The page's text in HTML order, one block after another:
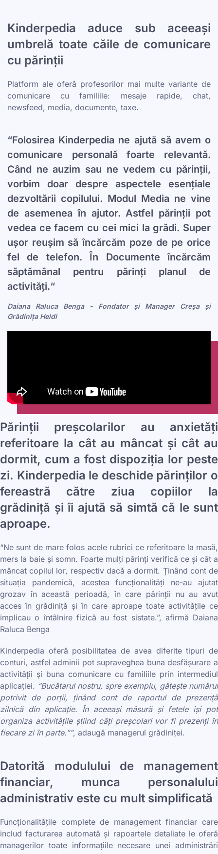
Kinderpedia aduce sub aceeași
umbrelă toate căile de comunicare
cu părinții
Platform ale oferă profesorilor mai multe variante de
comunicare cu familiile: mesaje rapide, chat,
newsfeed, media, documente, taxe.
“Folosirea Kinderpedia ne ajută să avem o
comunicare personală foarte relevantă.
Când ne auzim sau ne vedem cu părinții,
vorbim doar despre aspectele esențiale
dezvoltării copilului. Modul Media ne vine
de asemenea în ajutor. Astfel părinții pot
vedea ce facem cu cei mici la grădi. Super
ușor reușim să încărcăm poze de pe orice
fel de telefon. În Documente încărcăm
săptămânal pentru părinți planul de
activități.“
Daiana Raluca Benga - Fondator și Manager Creșa și
Grădinița Heidi
Părinții preșcolarilor au anxietăți
referitoare la cât au mâncat și cât au
dormit, cum a fost dispoziția lor peste
zi. Kinderpedia le deschide părinților o
fereastră către ziua copiilor la
grădiniță și îi ajută să simtă că le sunt
aproape.
“Ne sunt de mare folos acele rubrici ce referitoare la masă,
mers la baie și somn. Foarte mulți părinți verifică ce și cât a
mâncat copilul lor, respectiv dacă a dormit. Ținând cont de
situația pandemică, acestea funcționalități ne-au ajutat
grozav în această perioadă, în care părinții nu au avut
acces în grădiniță și în care aproape toate activitățile ce
implicau o întâlnire fizică au fost sistate.”, afirmă Daiana
Raluca Benga
Kinderpedia oferă posibilitatea de avea diferite tipuri de
conturi, astfel adminii pot supraveghea buna desfășurare a
activității și buna comunicare cu familiile prin intermediul
aplicației. “Bucătarul nostru, spre exemplu, gătește numărul
potrivit de porții, ținând cont de raportul de prezență
zilnică din aplicație. În aceeași măsură și fetele își pot
organiza activitățile știind câți preșcolari vor fi prezenți în
fiecare zi în parte.”", adaugă managerul grădiniței.
Datorită modulului de management
financiar, munca personalului
administrativ este cu mult simplificată
Funcționalitățile complete de management financiar care
includ facturarea automată și rapoartele detaliate le oferă
managerilor toate informațiile necesare unei administrări